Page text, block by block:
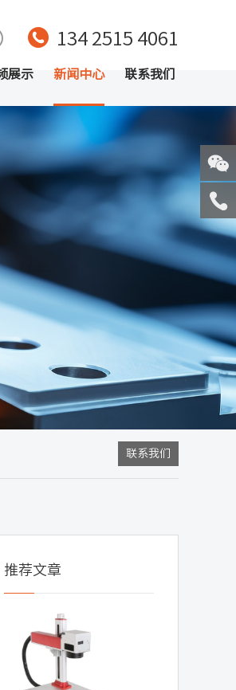
134 2515 4061
展示 新闻中心 联系我们
联系我们
推荐文章
关注
微信
服务
顶部